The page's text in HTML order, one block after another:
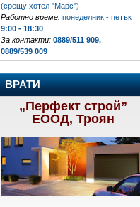
(срещу хотел "Марс")
Работно време: понеделник - петък
9:00 - 18:30
За контакти: 0889/511 909,
0889/539 009
ВРАТИ
„Перфект строй”
ЕООД, Троян